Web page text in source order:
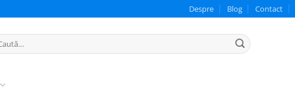
Despre Blog Contact